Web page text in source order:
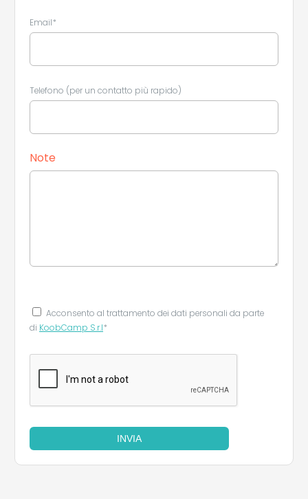
Email*
Telefono (per un contatto più rapido)
Note
Acconsento al trattamento dei dati personali da parte
di KoobCamp S.r.l*
INVIA